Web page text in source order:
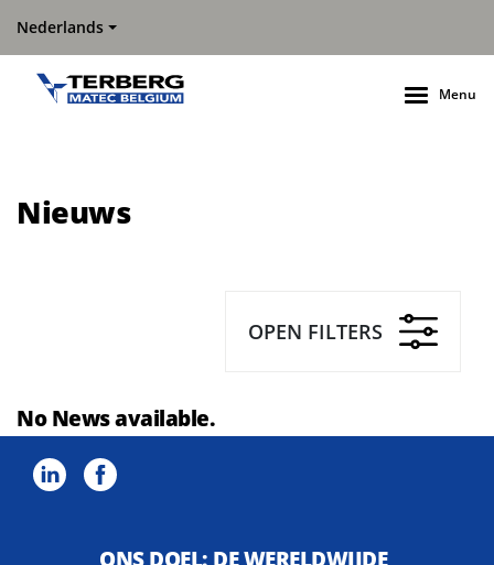
Nederlands
Menu
Nieuws
OPEN FILTERS
No News available.
ONS DOEL: DE WERELDWIJDE